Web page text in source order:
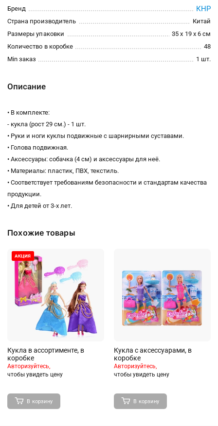
Бренд
КНР
Страна производитель
Китай
Размеры упаковки
35 x 19 x 6 см
Количество в коробке
48
Min заказ
1 шт.
Описание
• В комплекте:
- кукла (рост 29 см.) - 1 шт.
• Руки и ноги куклы подвижные с шарнирными суставами.
• Голова подвижная.
• Аксессуары: собачка (4 см) и аксессуары для неё.
• Материалы: пластик, ПВХ, текстиль.
• Соответствует требованиям безопасности и стандартам качества
продукции.
• Для детей от 3-х лет.
Похожие товары
Кукла в ассортименте, в
коробке
Авторизуйтесь,
чтобы увидеть цену
В корзину
Кукла с аксессуарами, в
коробке
Авторизуйтесь,
чтобы увидеть цену
В корзину